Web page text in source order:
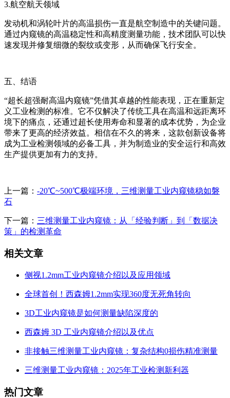
3.航空航天领域
发动机和涡轮叶片的高温损伤一直是航空制造中的关键问题。
通过内窥镜的高温稳定性和高精度测量功能，技术团队可以快
速发现并修复细微的裂纹或变形，从而确保飞行安全。
五、结语
“超长超强耐高温内窥镜”凭借其卓越的性能表现，正在重新定
义工业检测的标准。它不仅解决了传统工具在高温和远距离环
境下的痛点，还通过超长使用寿命和显著的成本优势，为企业
带来了更高的经济效益。相信在不久的将来，这款创新设备将
成为工业检测领域的必备工具，并为制造业的安全运行和高效
生产提供更加有力的支持。
上一篇： -20℃~500℃极端环境，三维测量工业内窥镜稳如磐
石
下一篇： 三维测量工业内窥镜：从「经验判断」到「数据决
策」的检测革命
相关文章
侧视1.2mm工业内窥镜介绍以及应用领域
全球首创！西森姆1.2mm实现360度无死角转向
3D工业内窥镜是如何测量缺陷深度的
西森姆 3D 工业内窥镜介绍以及优点
非接触三维测量工业内窥镜：复杂结构0损伤精准测量
三维测量工业内窥镜：2025年工业检测新利器
热门文章